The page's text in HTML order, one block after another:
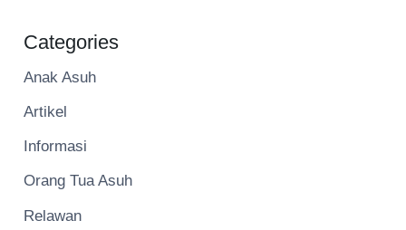
Categories
Anak Asuh
Artikel
Informasi
Orang Tua Asuh
Relawan